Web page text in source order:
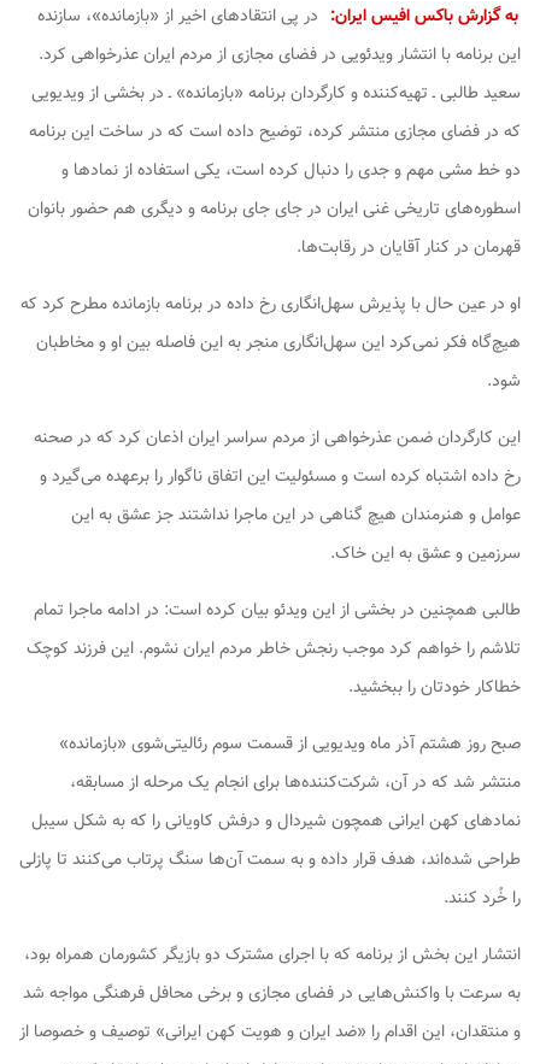
به گزارش باکس افیس ایران: در پی انتقادهای اخیر از «بازمانده»، سازنده
این برنامه با انتشار ویدئویی در فضای مجازی از مردم ایران عذرخواهی کرد.
سعید طالبی ـ تهیه‌کننده و کارگردان برنامه «بازمانده» ـ در بخشی از ویدیویی
که در فضای مجازی منتشر کرده، توضیح داده است که در ساخت این برنامه
دو خط مشی مهم و جدی را دنبال کرده است، یکی استفاده از نمادها و
اسطوره‌های تاریخی غنی ایران در جای جای برنامه و دیگری هم حضور بانوان
قهرمان در کنار آقایان در رقابت‌ها.
او در عین حال با پذیرش سهل‌انگاری رخ داده در برنامه بازمانده مطرح کرد که
هیچ‌گاه فکر نمی‌کرد این سهل‌انگاری منجر به این فاصله بین او و مخاطبان
شود.
این کارگردان ضمن عذرخواهی از مردم سراسر ایران اذعان کرد که در صحنه
رخ داده اشتباه کرده است و مسئولیت این اتفاق ناگوار را برعهده می‌گیرد و
عوامل و هنرمندان هیچ گناهی در این ماجرا نداشتند جز عشق به این
سرزمین و عشق به این خاک.
طالبی همچنین در بخشی از این ویدئو بیان کرده است: در ادامه ماجرا تمام
تلاشم را خواهم کرد موجب رنجش خاطر مردم ایران نشوم. این فرزند کوچک
خطاکار خودتان را ببخشید.
صبح روز هشتم آذر ماه ویدیویی از قسمت سوم رئالیتی‌شوی «بازمانده»
منتشر شد که در آن، شرکت‌کننده‌ها برای انجام یک مرحله از مسابقه،
نمادهای کهن ایرانی همچون شیردال و درفش کاویانی را که به شکل سیبل
طراحی شده‌اند، هدف قرار داده و به سمت آن‌ها سنگ پرتاب می‌کنند تا پازلی
را خُرد کنند.
انتشار این بخش از برنامه که با اجرای مشترک دو بازیگر کشورمان همراه بود،
به سرعت با واکنش‌هایی در فضای مجازی و برخی محافل فرهنگی مواجه شد
و منتقدان، این اقدام را «ضد ایران و هویت کهن ایرانی» توصیف و خصوصا از